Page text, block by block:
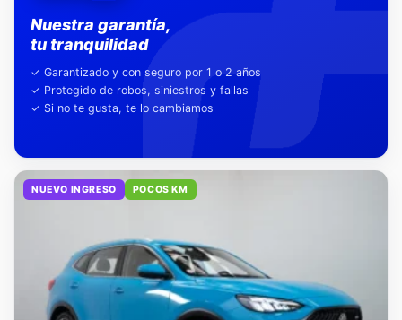
Nuestra garantía,
✓ Garantizado y con seguro por 1 o 2 años
✓ Protegido de robos, siniestros y fallas